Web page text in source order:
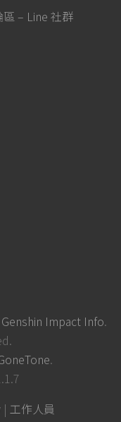
– Line 社群
Impact Info.
.
| 工作人員